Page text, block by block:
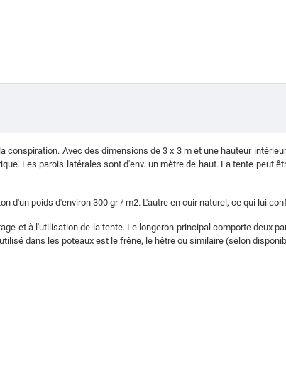
Avec des dimensions de 3 x 3 m et une hauteur
Les parois latérales sont d'env. un mètre de haut. La tente peut
d'un poids d'environ 300 gr / m2. L'autre en cuir naturel, ce qui lui
et à l'utilisation de la tente. Le longeron principal comporte deux
dans les poteaux est le frêne, le hêtre ou similaire (selon